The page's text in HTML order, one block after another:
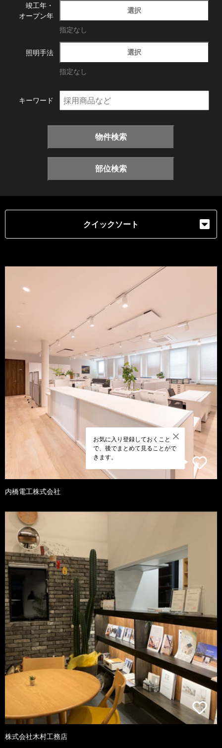
竣工年・
オープン年
選択
指定なし
照明手法 選択
指定なし
キーワード
物件検索
部位検索
クイックソート
お気に入り登録しておくこと
で、後でまとめて見ることがで
きます。
内橋電工株式会社
株式会社木村工務店